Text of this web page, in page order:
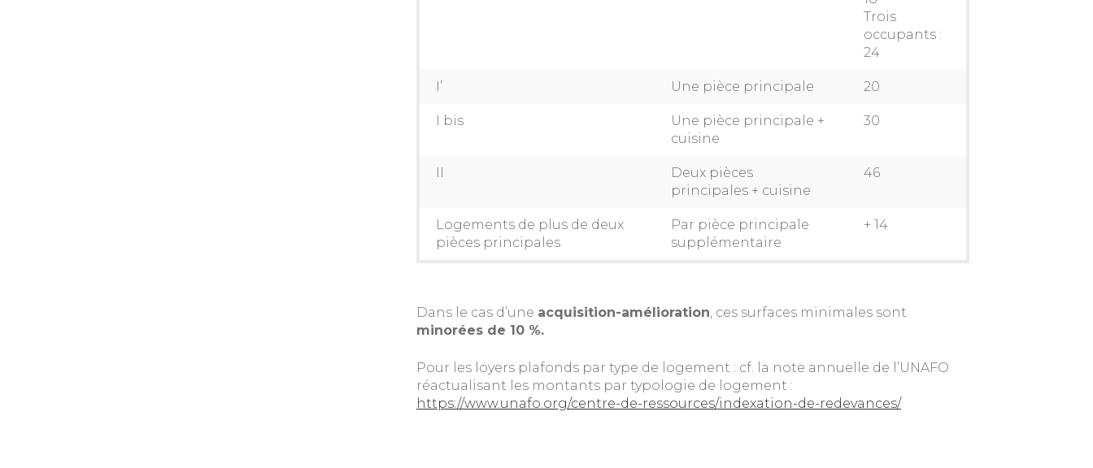
Trois
occupants :
24
I’ Une pièce principale 20
I bis
Une pièce principale +
cuisine
30
II
Deux pièces
principales + cuisine
46
Logements de plus de deux
pièces principales
Par pièce principale
supplémentaire
+ 14
Dans le cas d’une acquisition-amélioration, ces surfaces minimales sont
minorées de 10 %.
Pour les loyers plafonds par type de logement : cf. la note annuelle de l’UNAFO
réactualisant les montants par typologie de logement :
https://www.unafo.org/centre-de-ressources/indexation-de-redevances/